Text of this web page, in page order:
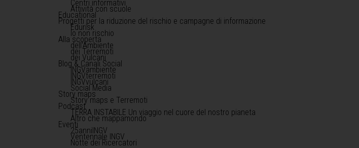
Centri informativi
Attività con scuole
Educational
Progetti per la riduzione del rischio e campagne di informazione
Edurisk
Io non rischio
Alla scoperta
dell'Ambiente
dei Terremoti
dei Vulcani
Blog & Canali Social
INGVambiente
INGVterremoti
INGVvulcani
Social Media
Story maps
Story maps e Terremoti
Podcast
TERRA INSTABILE Un viaggio nel cuore del nostro pianeta
Altro che mappamondo
Eventi
25anniINGV
Ventennale INGV
Notte dei Ricercatori